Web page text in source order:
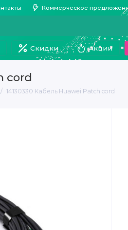
Коммерческое
Скидки Акции
cord
14130330 Кабель Huawei Patch cord